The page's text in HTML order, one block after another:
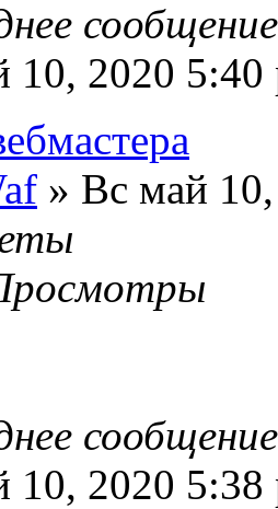
10, 2020 5:40
» Вс май
10, 2020 5:38